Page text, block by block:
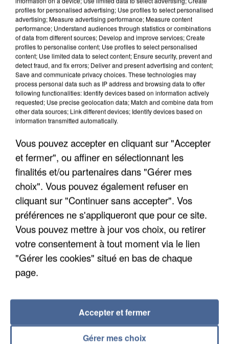
UNE TOURISTE DE L’OISE EMPORTÉE PAR UNE
COULÉE DE BOUE EN HAUTE-SAVOIE
LES DONNÉES DE 300 000 CLIENTS DÉROBÉES À
INTERMARCHÉ APRÈS UNE...
profiles for personalised advertising; Use profiles to select personalised
advertising; Measure advertising performance; Measure content
performance; Understand audiences through statistics or combinations
of data from different sources; Develop and improve services; Create
profiles to personalise content; Use profiles to select personalised
content; Use limited data to select content; Ensure security, prevent and
detect fraud, and fix errors; Deliver and present advertising and content;
Save and communicate privacy choices. These technologies may
process personal data such as IP address and browsing data to offer
following functionalities: Identify devices based on information actively
requested; Use precise geolocation data; Match and combine data from
other data sources; Link different devices; Identify devices based on
information transmitted automatically.
Vous pouvez accepter en cliquant sur "Accepter
et fermer", ou affiner en sélectionnant les
finalités et/ou partenaires dans "Gérer mes
choix". Vous pouvez également refuser en
cliquant sur "Continuer sans accepter". Vos
préférences ne s'appliqueront que pour ce site.
Vous pouvez mettre à jour vos choix, ou retirer
votre consentement à tout moment via le lien
"Gérer les cookies" situé en bas de chaque
page.
Gérer mes choix
Accepter et fermer